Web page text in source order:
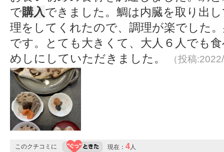
で購入できました。鯛は内臓を取り出
理をしてくれたので、調理が楽でした
です。とても大きくて、大人６人でも
めしにしていただきました。
（投稿
このクチコミに 現在： 4人